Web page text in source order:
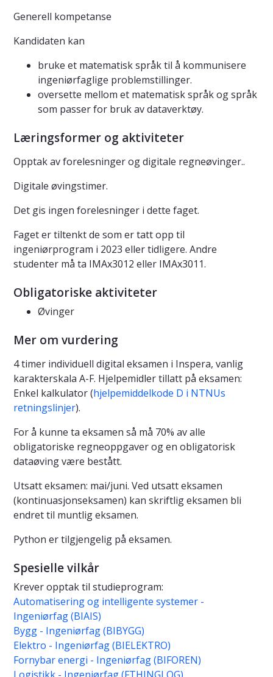
Generell kompetanse
Kandidaten kan
bruke et matematisk språk til å kommunisere
ingeniørfaglige problemstillinger.
oversette mellom et matematisk språk og språk
som passer for bruk av dataverktøy.
Læringsformer og aktiviteter
Opptak av forelesninger og digitale regneøvinger..
Digitale øvingstimer.
Det gis ingen forelesninger i dette faget.
Faget er tiltenkt de som er tatt opp til
ingeniørprogram i 2023 eller tidligere. Andre
studenter må ta IMAx3012 eller IMAx3011.
Obligatoriske aktiviteter
Øvinger
Mer om vurdering
4 timer individuell digital eksamen i Inspera, vanlig
karakterskala A-F. Hjelpemidler tillatt på eksamen:
Enkel kalkulator (hjelpemiddelkode D i NTNUs
retningslinjer).
For å kunne ta eksamen så må 70% av alle
obligatoriske regneoppgaver og en obligatorisk
dataøving være bestått.
Utsatt eksamen: mai/juni. Ved utsatt eksamen
(kontinuasjonseksamen) kan skriftlig eksamen bli
endret til muntlig eksamen.
Python er tilgjengelig på eksamen.
Spesielle vilkår
Krever opptak til studieprogram:
Automatisering og intelligente systemer -
Ingeniørfag (BIAIS)
Bygg - Ingeniørfag (BIBYGG)
Elektro - Ingeniørfag (BIELEKTRO)
Fornybar energi - Ingeniørfag (BIFOREN)